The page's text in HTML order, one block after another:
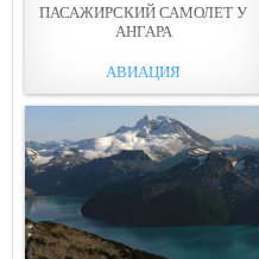
ПАСАЖИРСКИЙ САМОЛЕТ У
АНГАРА
АВИАЦИЯ